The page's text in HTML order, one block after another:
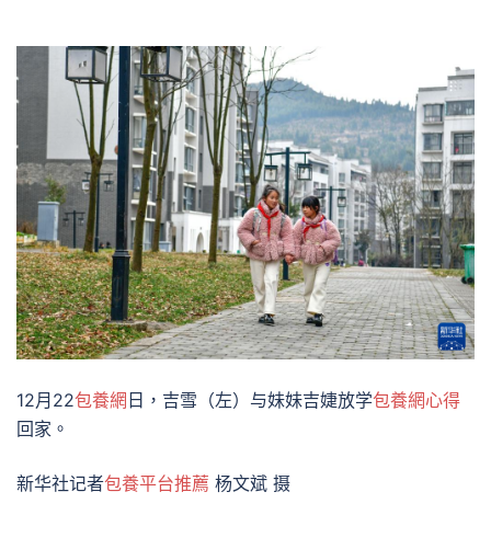
12月22包養網日，吉雪（左）与妹妹吉婕放学包養網心得
回家。
新华社记者包養平台推薦 杨文斌 摄